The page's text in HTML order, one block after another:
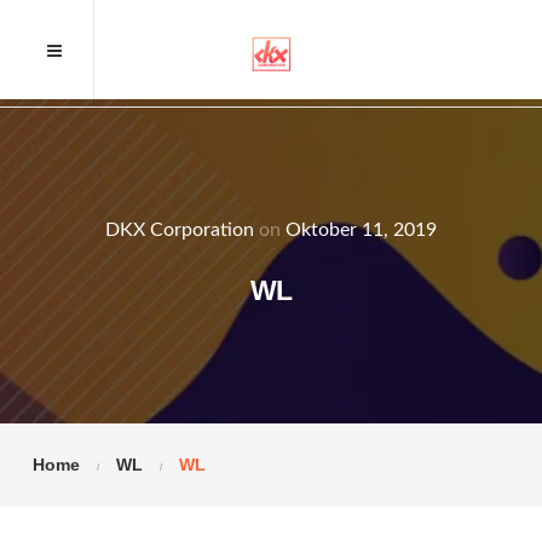
DKX Corporation on Oktober 11, 2019
WL
Home WL WL